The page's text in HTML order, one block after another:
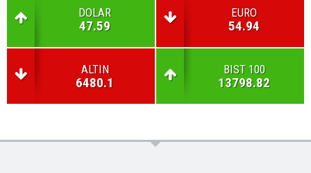
DOLAR
47.59
EURO
54.94
ALTIN
6480.1
BIST 100
13798.82